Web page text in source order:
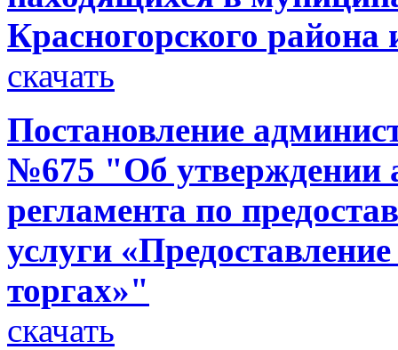
Красногорского района
скачать
Постановление
№675 "Об утверждении
регламента по
услуги
торгах»"
скачать